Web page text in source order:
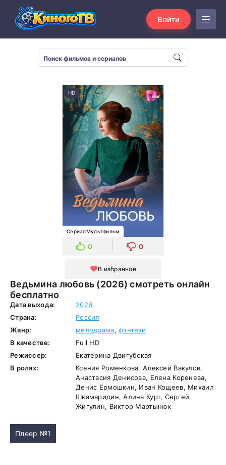
Войти
Ведьмина любовь (2026) смотреть онлайн
бесплатно
HD
СериалМультфильм
0 0
В избранное
Дата выхода:
2026
Страна:
Россия
Жанр:
мелодрама,фэнтези
В качестве:
Full HD
Режиссер:
Екатерина Двигубская
В ролях:
Ксения Роменкова, Алексей Вакулов,
Анастасия Денисова, Елена Коренева,
Денис Ермошкин, Иван Кощеев, Михаил
Шкамаридин, Алина Курт, Сергей
Жигулин, Виктор Мартынюк
Плеер №1